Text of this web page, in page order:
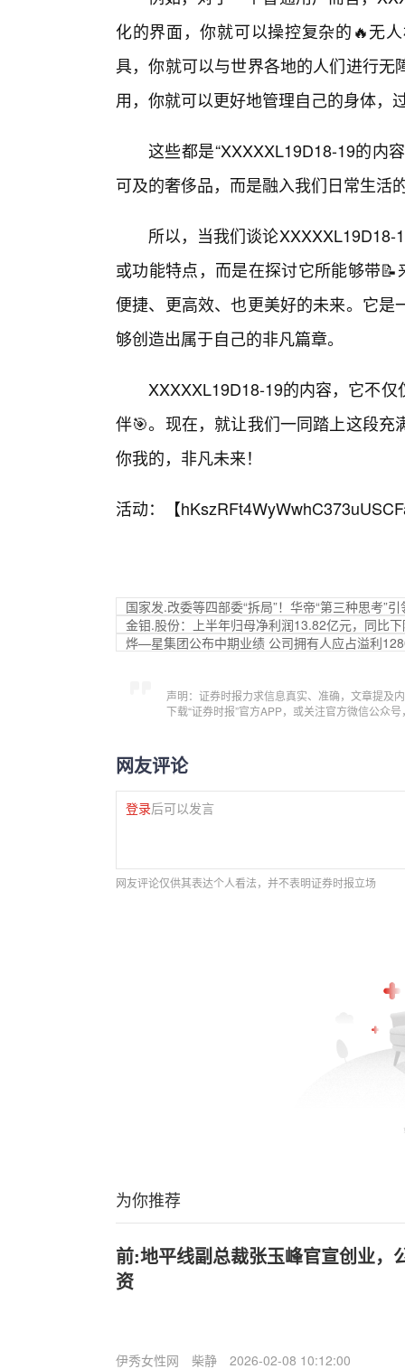
化的界面，你就可以操控复杂的🔥无
具，你就可以与世界各地的人们进行
用，你就可以更好地管理自己的身体，
这些都是“XXXXXL19D18-19的内
可及的奢侈品，而是融入我们日常生活
所以，当我们谈论
或功能特点，而是在探讨它所能够带
便捷、更高效、也更美好的未来。它
够创造出属于自己的非凡篇章。
XXXXXL19D18-19的内容，它不
伴🎯。现在，就让我们一同踏上这段
你我的，非凡未来！
活动：【
国家发.改委等四部委“拆局”！华帝“第三种思考”
金钼.股份：上半年归母净利润13.82亿元，同比
烨—星集团公布中期业绩 公司拥有人应占溢利
声明：证券时报力求信息真实、准确，文章提及
下载“证券时报”官方APP，或关注官方微信公众
网友评论
登录后可以发言
网友评论仅供其表达个人看法，并不表明证券时报立场
为你推荐
前:地平线副总裁张玉峰官宣创业，
资
伊秀女性网 柴静 2026-02-08 10:12:00